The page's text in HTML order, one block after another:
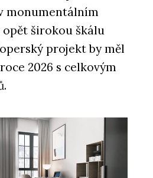
monumentálním
širokou škálu
projekt by měl
2026 s celkovým